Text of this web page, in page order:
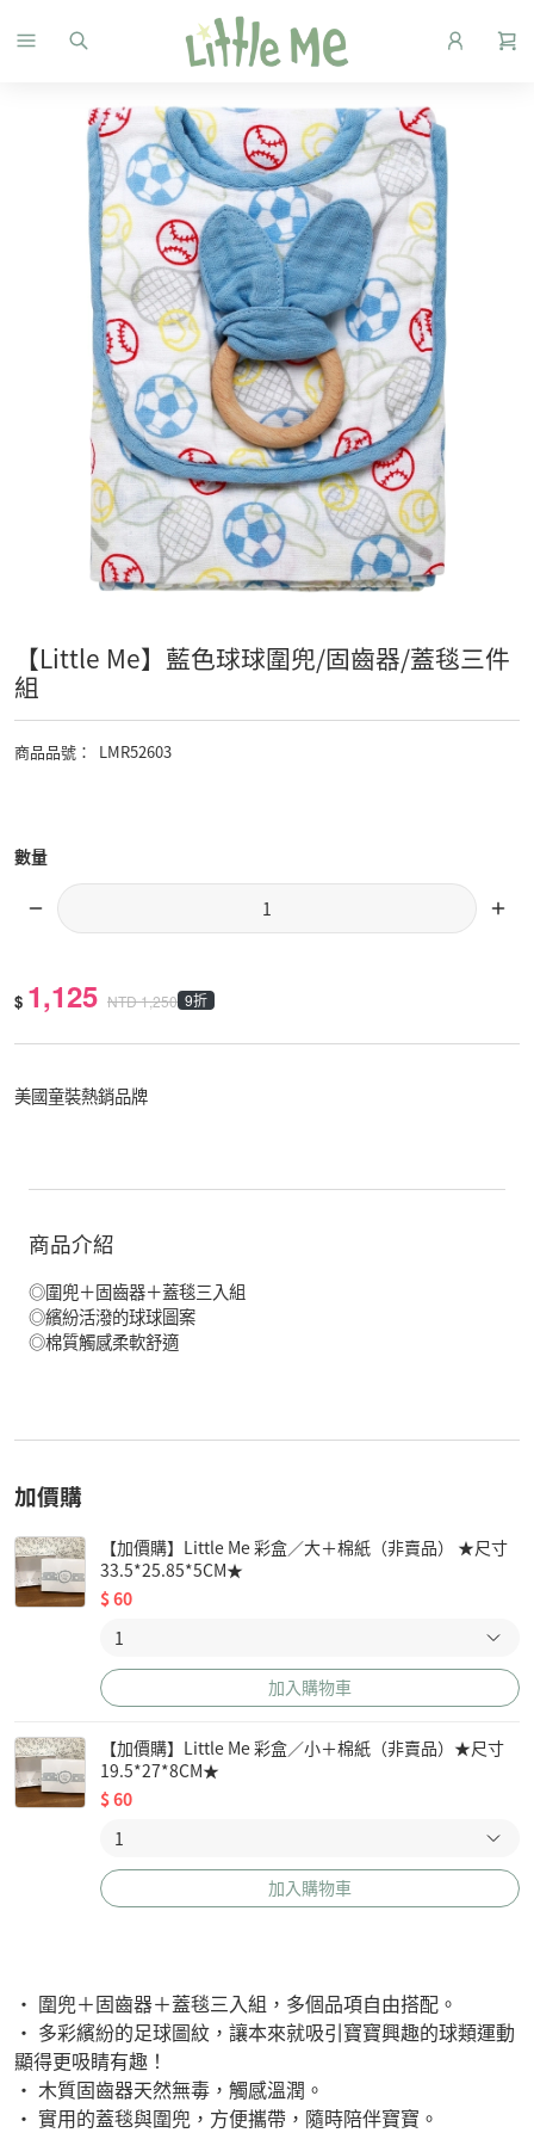
【Little Me】藍色球球圍兜/固齒器/蓋毯三件
組
商品品號 ： LMR52603
數量
$ 1,125 NTD1,250 9折
美國童裝熱銷品牌
商品介紹
◎圍兜＋固齒器＋蓋毯三入組
◎繽紛活潑的球球圖案
◎棉質觸感柔軟舒適
加價購
【加價購】Little Me 彩盒／大＋棉紙（非賣品） ★尺寸
33.5*25.85*5CM★
$60
加入購物車
【加價購】Little Me 彩盒／小＋棉紙（非賣品）★尺寸
19.5*27*8CM★
$60
加入購物車
• 圍兜＋固齒器＋蓋毯三入組，多個品項自由搭配。
• 多彩繽紛的足球圖紋，讓本來就吸引寶寶興趣的球類運動
顯得更吸睛有趣！
• 木質固齒器天然無毒，觸感溫潤。
• 實用的蓋毯與圍兜，方便攜帶，隨時陪伴寶寶。